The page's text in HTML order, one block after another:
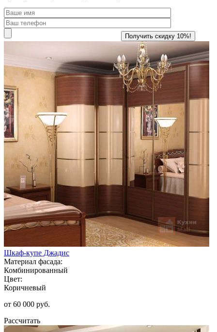
Шкаф-купе Джадис
Материал фасада:
Комбинированный
Цвет:
Коричневый
от 60 000 руб.
Рассчитать